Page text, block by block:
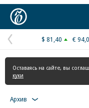
Предыдущая
страница
$ 81,40 €
Оставаясь на сайте, вы
куки
Архив